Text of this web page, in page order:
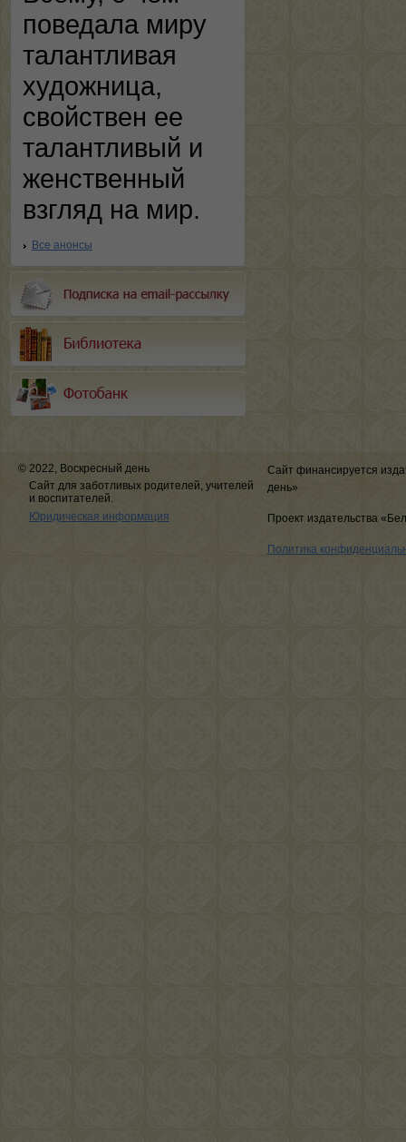
поведала миру
талантливая
художница,
свойствен ее
талантливый и
женственный
взгляд на мир.
Все анонсы
© 2022, Воскресный день
Сайт для заботливых родителей, учителей
и воспитателей.
Юридическая информация
Сайт финансируется
день»
Проект издательства
Политика